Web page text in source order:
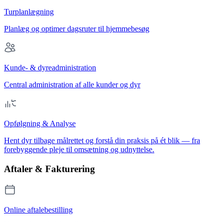
Turplanlægning
Planlæg og optimer dagsruter til hjemmebesøg
Kunde- & dyreadministration
Central administration af alle kunder og dyr
Opfølgning & Analyse
Hent dyr tilbage målrettet og forstå din praksis på ét blik — fra
forebyggende pleje til omsætning og udnyttelse.
Aftaler & Fakturering
Online aftalebestilling